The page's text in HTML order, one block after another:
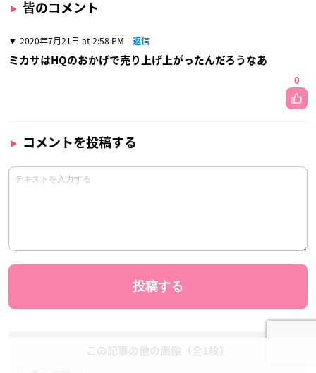
皆のコメント
2020年7月21日 at 2:58 PM 返信
ミカサはHQのおかげで売り上げ上がったんだろうなあ
0
コメントを投稿する
この記事の他の画像（全1枚）